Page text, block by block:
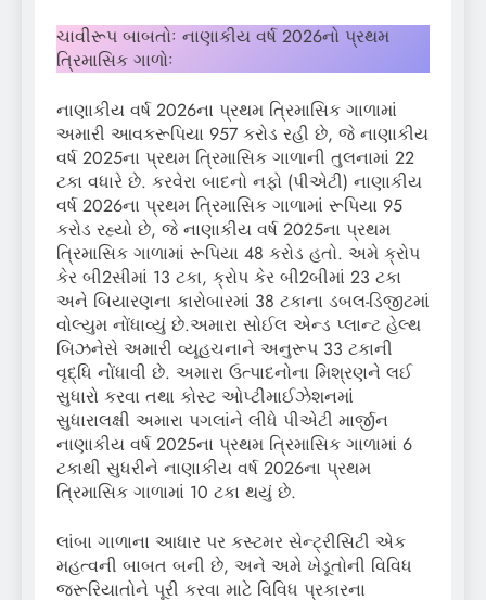
ચાવીરૂપ બાબતોઃ નાણાકીય વર્ષ 2026નો પ્રથમ
ત્રિમાસિક ગાળોઃ
નાણાકીય વર્ષ 2026ના પ્રથમ ત્રિમાસિક ગાળામાં
અમારી આવકરૂપિયા 957 કરોડ રહી છે, જે નાણાકીય
વર્ષ 2025ના પ્રથમ ત્રિમાસિક ગાળાની તુલનામાં 22
ટકા વધારે છે. કરવેરા બાદનો નફો (પીએટી) નાણાકીય
વર્ષ 2026ના પ્રથમ ત્રિમાસિક ગાળામાં રૂપિયા 95
કરોડ રહ્યો છે, જે નાણાકીય વર્ષ 2025ના પ્રથમ
ત્રિમાસિક ગાળામાં રૂપિયા 48 કરોડ હતો. અમે ક્રોપ
કેર બી2સીમાં 13 ટકા, ક્રોપ કેર બી2બીમાં 23 ટકા
અને બિયારણના કારોબારમાં 38 ટકાના ડબલ-ડિજીટમાં
વોલ્યુમ નોંધાવ્યું છે.અમારા સોઈલ એન્ડ પ્લાન્ટ હેલ્થ
બિઝનેસે અમારી વ્યૂહચનાને અનુરૂપ 33 ટકાની
વૃદ્ધિ નોંધાવી છે. અમારા ઉત્પાદનોના મિશ્રણને લઈ
સુધારો કરવા તથા કોસ્ટ ઓપ્ટીમાઈઝેશનમાં
સુધારાલક્ષી અમારા પગલાંને લીધે પીએટી માર્જીન
નાણાકીય વર્ષ 2025ના પ્રથમ ત્રિમાસિક ગાળામાં 6
ટકાથી સુધરીને નાણાકીય વર્ષ 2026ના પ્રથમ
ત્રિમાસિક ગાળામાં 10 ટકા થયું છે.
લાંબા ગાળાના આધાર પર કસ્ટમર સેન્ટ્રીસિટી એક
મહત્વની બાબત બની છે, અને અમે ખેડૂતોની વિવિધ
જરૂરિયાતોને પૂરી કરવા માટે વિવિધ પ્રકારના